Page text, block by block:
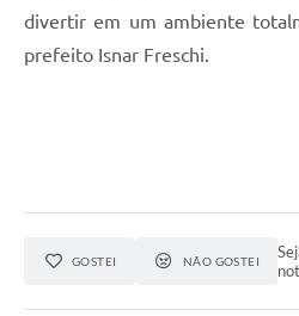
divertir em um ambiente
prefeito Isnar Freschi.
GOSTEI NÃO GOSTEI